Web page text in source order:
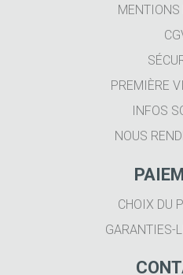
MENTIONS
PREMIÈRE
INFOS
NOUS
CHOIX DU
GARANTIES-